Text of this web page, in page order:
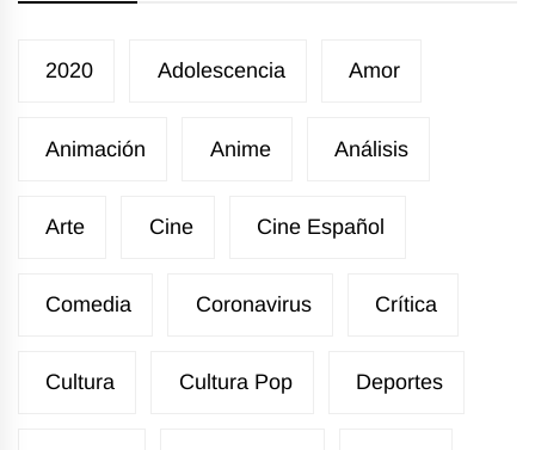
2020 Adolescencia Amor
Animación Anime Análisis
Arte Cine Cine Español
Comedia Coronavirus Crítica
Cultura Cultura Pop Deportes